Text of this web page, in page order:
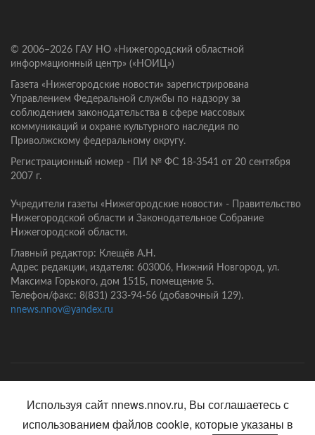
© 2006–2026 ГАУ НО «Нижегородский областной
информационный центр» («НОИЦ»)
Газета «Нижегородские новости» зарегистрирована
Управлением Федеральной службы по надзору за
соблюдением законодательства в сфере массовых
коммуникаций и охране культурного наследия по
Приволжскому федеральному округу.
Регистрационный номер - ПИ № ФС 18-3541 от 20 сентября
2007 г.
Учредители газеты «Нижегородские новости» - Правительство
Нижегородской области и Законодательное Собрание
Нижегородской области.
Главный редактор: Клещёв А.Н.
Адрес редакции, издателя: 603006, Нижний Новгород, ул.
Максима Горького, дом 151Б, помещение 5.
Телефон/факс: 8(831) 233-94-56 (добавочный 129).
nnews.nnov@yandex.ru
Используя сайт nnews.nnov.ru, Вы соглашаетесь с
использованием файлов cookie, которые указаны в